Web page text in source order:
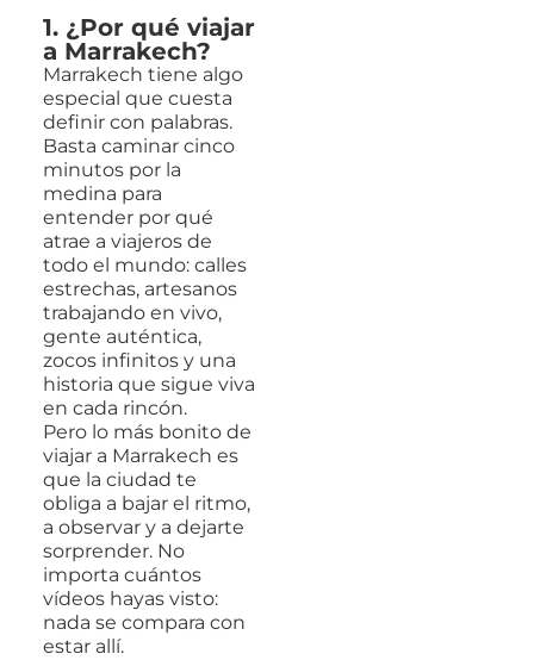
1. ¿Por qué viajar
a Marrakech?
Marrakech tiene algo
especial que cuesta
definir con palabras.
Basta caminar cinco
minutos por la
medina para
entender por qué
atrae a viajeros de
todo el mundo: calles
estrechas, artesanos
trabajando en vivo,
gente auténtica,
zocos infinitos y una
historia que sigue viva
en cada rincón.
Pero lo más bonito de
viajar a Marrakech es
que la ciudad te
obliga a bajar el ritmo,
a observar y a dejarte
sorprender. No
importa cuántos
vídeos hayas visto:
nada se compara con
estar allí.